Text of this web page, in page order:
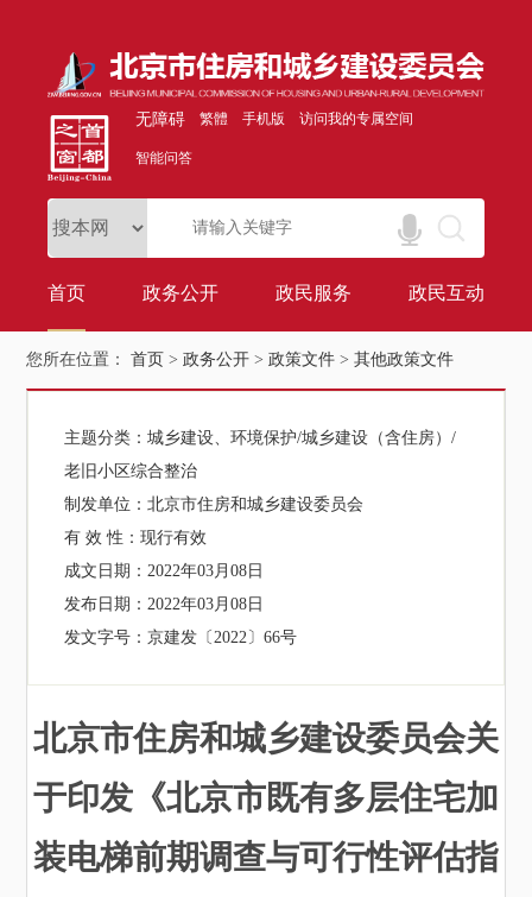
无障碍 繁體 手机版 访问我的专属空间
智能问答
首页 政务公开 政民服务 政民互动
您所在位置：首页 >政务公开 >政策文件 >其他政策文件
主题分类：城乡建设、环境保护/城乡建设（含住房）/
老旧小区综合整治
制发单位：北京市住房和城乡建设委员会
有 效 性：现行有效
成文日期：2022年03月08日
发布日期：2022年03月08日
发文字号：京建发〔2022〕66号
北京市住房和城乡建设委员会关
于印发《北京市既有多层住宅加
装电梯前期调查与可行性评估指